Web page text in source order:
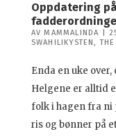
Oppdatering
AVMAMMALINDA
SWAHILIKYSTEN,
Enda en uke
Helgene er alltid
folk i hagen fra ni
ris og bønner på